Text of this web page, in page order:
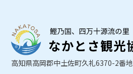
高知県高岡郡中土佐町久礼6370-2番地